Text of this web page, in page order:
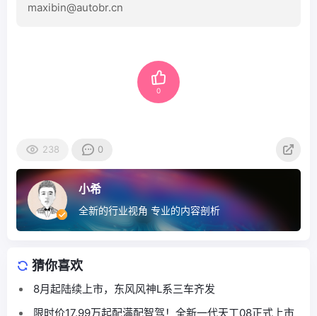
maxibin@autobr.cn
0
238 0
小希
全新的行业视角 专业的内容剖析
猜你喜欢
8月起陆续上市，东风风神L系三车齐发
限时价17.99万起配满配智驾！全新一代天工08正式上市